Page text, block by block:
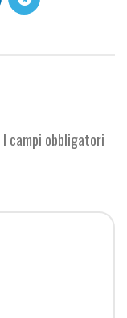
I campi obbligatori